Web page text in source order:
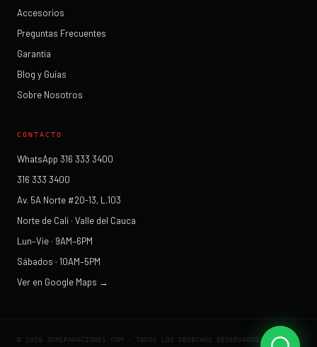
Accesorios
Preguntas Frecuentes
Garantía
Blog y Guías
Sobre Nosotros
CONTACTO
WhatsApp 316 333 3400
316 333 3400
Av. 5A Norte #20-13, L.103
Norte de Cali · Valle del Cauca
Lun–Vie · 9AM–6PM
Sábados · 10AM–5PM
Ver en Google Maps →
© 2026 JCREPARACIONES.COM · TODOS LOS DERECHOS RESERVADOS